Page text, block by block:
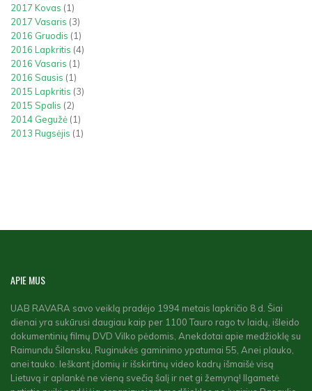
2017 Kovas (1)
2017 Vasaris (3)
2016 Gruodis (1)
2016 Lapkritis (4)
2016 Vasaris (1)
2016 Sausis (1)
2015 Lapkritis (3)
2015 Spalis (2)
2014 Gegužė (1)
2013 Rugsėjis (1)
APIEMUS
UAB RAVARA savo veiklą pradėjo 1994 metais lapkričio 8 d. Šiai
dienai yra sukūrusi daugiau kaip per 1100 Tauro rago tv laidų, išleido
dokumentinių filmų DVD Vilko pėdomis, Anekdotai apie medžioklę su
Raimundu Šilansku, Ruginukės gaminimo ypatumai 55, Anei plauko,
anei tauko. Ieškant įdomių ir išskirtinų video kadrų išmaišė visą
Lietuvą ir aplankė ne vieną svečią šalį ir net gi žemyną! Ilgametė